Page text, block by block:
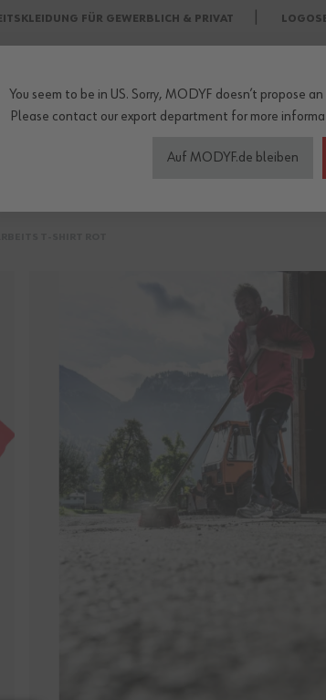
FÜR GEWERBLICH & PRIVAT
Wetterschutzkleidung
You seem to be in US. Sorry, MODYF doesn’t propose
Please contact our export department for more
Auf MODYF.de bleiben